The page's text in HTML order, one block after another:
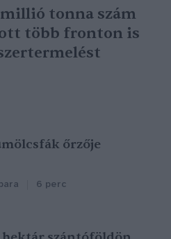
tonna szám
több fronton is
őrzője
6 perc